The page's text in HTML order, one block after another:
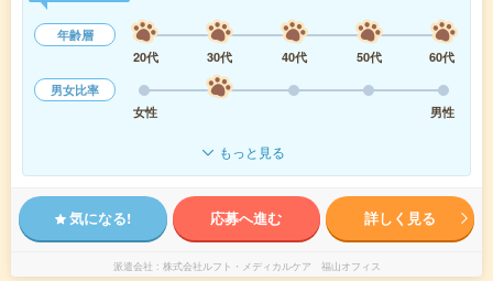
年齢層
20代
30代 40代 50代
60代
男女比率
女性
男性
もっと見る
気になる! 応募へ進む 詳しく見る
派遣会社 株式会社ルフト・メディカルケア 福山オフィス